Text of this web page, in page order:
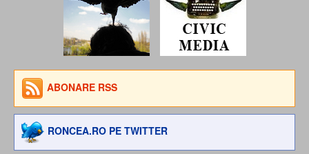
ABONARE RSS
RONCEA.RO PE TWITTER